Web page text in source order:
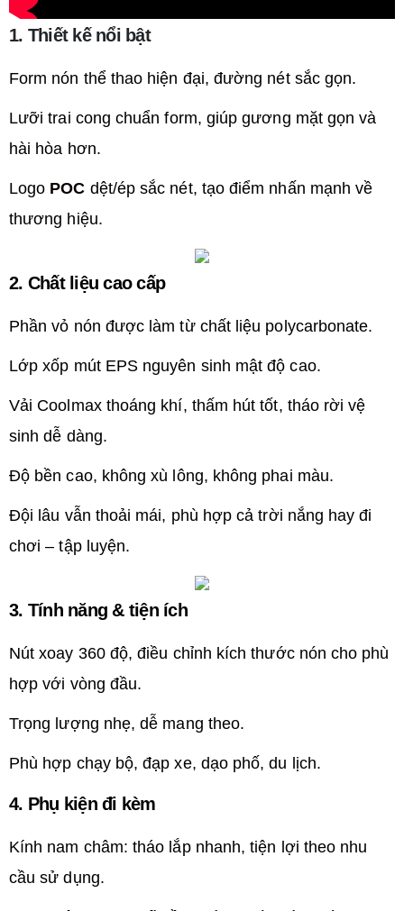
1. Thiết kế nổi bật
Form nón thể thao hiện đại, đường nét sắc gọn.
Lưỡi trai cong chuẩn form, giúp gương mặt gọn và
hài hòa hơn.
Logo POC dệt/ép sắc nét, tạo điểm nhấn mạnh về
thương hiệu.
2. Chất liệu cao cấp
Phần vỏ nón được làm từ chất liệu polycarbonate.
Lớp xốp mút EPS nguyên sinh mật độ cao.
Vải Coolmax thoáng khí, thấm hút tốt, tháo rời vệ
sinh dễ dàng.
Độ bền cao, không xù lông, không phai màu.
Đội lâu vẫn thoải mái, phù hợp cả trời nắng hay đi
chơi – tập luyện.
3. Tính năng & tiện ích
Nút xoay 360 độ, điều chỉnh kích thước nón cho phù
hợp với vòng đầu.
Trọng lượng nhẹ, dễ mang theo.
Phù hợp chạy bộ, đạp xe, dạo phố, du lịch.
4. Phụ kiện đi kèm
Kính nam châm: tháo lắp nhanh, tiện lợi theo nhu
cầu sử dụng.